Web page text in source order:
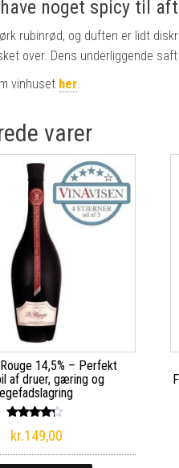
noget spicy til
rubinrød, og duften er lidt
over. Dens underliggende
vinhuset her
varer
14,5% – Perfekt
af druer, gæring og
egefadslagring
Vurderet
4.00
kr.149,00